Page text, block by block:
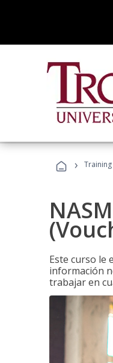
›
Este curso le
información
trabajar en